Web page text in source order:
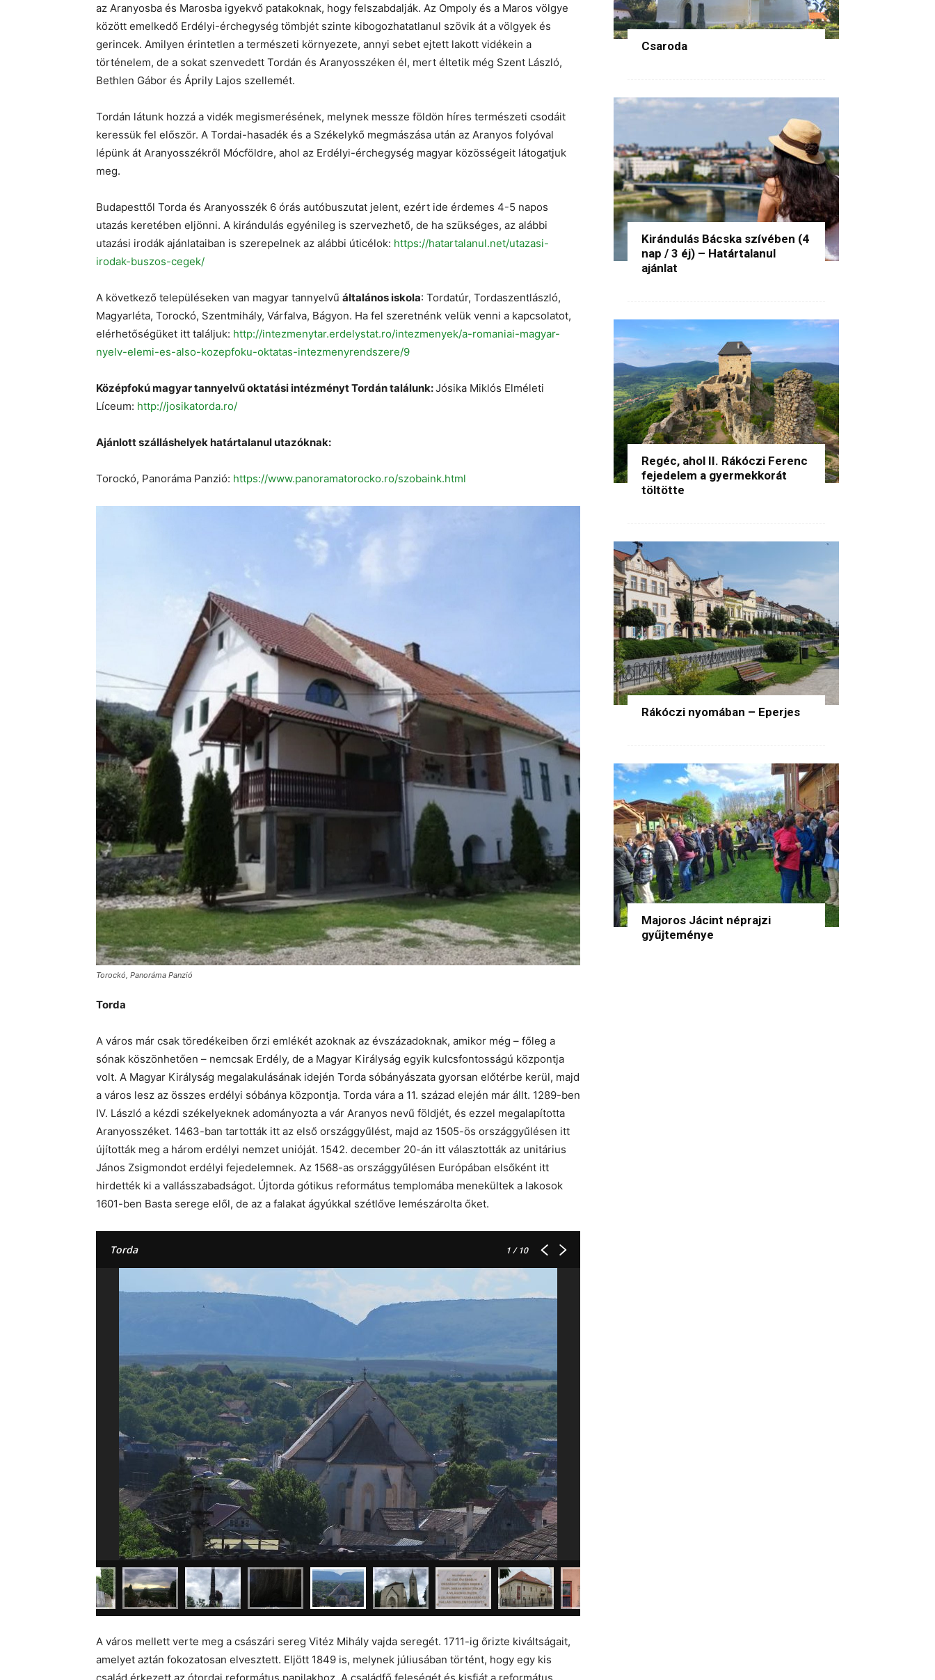
az Aranyosba és Marosba igyekvő patakoknak, hogy felszabdalják. Az Ompoly és a Maros völgye
között emelkedő Erdélyi-érchegység tömbjét szinte kibogozhatatlanul szövik át a völgyek és
gerincek. Amilyen érintetlen a természeti környezete, annyi sebet ejtett lakott vidékein a
történelem, de a sokat szenvedett Tordán és Aranyosszéken él, mert éltetik még Szent László,
Bethlen Gábor és Áprily Lajos szellemét.
Tordán látunk hozzá a vidék megismerésének, melynek messze földön híres természeti csodáit
keressük fel először. A Tordai-hasadék és a Székelykő megmászása után az Aranyos folyóval
lépünk át Aranyosszékről Mócföldre, ahol az Erdélyi-érchegység magyar közösségeit látogatjuk
meg.
Budapesttől Torda és Aranyosszék 6 órás autóbuszutat jelent, ezért ide érdemes 4-5 napos
utazás keretében eljönni. A kirándulás egyénileg is szervezhető, de ha szükséges, az alábbi
utazási irodák ajánlataiban is szerepelnek az alábbi úticélok: https://hatartalanul.net/utazasi-
irodak-buszos-cegek/
A következő településeken van magyar tannyelvű általános iskola: Tordatúr, Tordaszentlászló,
Magyarléta, Torockó, Szentmihály, Várfalva, Bágyon. Ha fel szeretnénk velük venni a kapcsolatot,
elérhetőségüket itt találjuk: http://intezmenytar.erdelystat.ro/intezmenyek/a-romaniai-magyar-
nyelv-elemi-es-also-kozepfoku-oktatas-intezmenyrendszere/9
Középfokú magyar tannyelvű oktatási intézményt Tordán találunk:Jósika Miklós Elméleti
Líceum: http://josikatorda.ro/
Ajánlott szálláshelyek határtalanul utazóknak:
Torockó, Panoráma Panzió: https://www.panoramatorocko.ro/szobaink.html
Torockó, Panoráma Panzió
Torda
A város már csak töredékeiben őrzi emlékét azoknak az évszázadoknak, amikor még – főleg a
sónak köszönhetően – nemcsak Erdély, de a Magyar Királyság egyik kulcsfontosságú központja
volt. A Magyar Királyság megalakulásának idején Torda sóbányászata gyorsan előtérbe kerül, majd
a város lesz az összes erdélyi sóbánya központja. Torda vára a 11. század elején már állt. 1289-ben
IV. László a kézdi székelyeknek adományozta a vár Aranyos nevű földjét, és ezzel megalapította
Aranyosszéket. 1463-ban tartották itt az első országgyűlést, majd az 1505-ös országgyűlésen itt
újították meg a három erdélyi nemzet unióját. 1542. december 20-án itt választották az unitárius
János Zsigmondot erdélyi fejedelemnek. Az 1568-as országgyűlésen Európában elsőként itt
hirdették ki a vallásszabadságot. Újtorda gótikus református templomába menekültek a lakosok
1601-ben Basta serege elől, de az a falakat ágyúkkal szétlőve lemészárolta őket.
Torda 1/ 10
A város mellett verte meg a császári sereg Vitéz Mihály vajda seregét. 1711-ig őrizte kiváltságait,
amelyet aztán fokozatosan elvesztett. Eljött 1849 is, melynek júliusában történt, hogy egy kis
Csaroda
Kirándulás Bácska szívében (4
nap / 3 éj) – Határtalanul
ajánlat
Regéc, ahol II. Rákóczi Ferenc
fejedelem a gyermekkorát
töltötte
Rákóczi nyomában – Eperjes
Majoros Jácint néprajzi
gyűjteménye